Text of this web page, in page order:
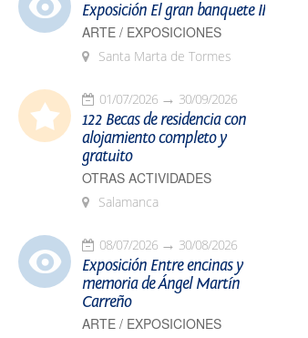
Exposición El gran banquete II
ARTE / EXPOSICIONES
Santa Marta de Tormes
01/07/2026 30/09/2026
122 Becas de residencia con
alojamiento completo y
gratuito
OTRAS ACTIVIDADES
Salamanca
08/07/2026 30/08/2026
Exposición Entre encinas y
memoria de Ángel Martín
Carreño
ARTE / EXPOSICIONES